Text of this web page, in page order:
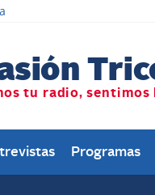
Programas